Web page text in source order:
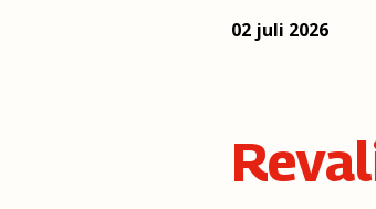
02 juli 2026